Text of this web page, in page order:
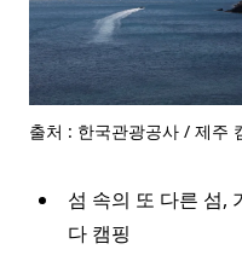
출처 : 한국관광공사 / 제주
섬 속의 또 다른 섬,
다 캠핑